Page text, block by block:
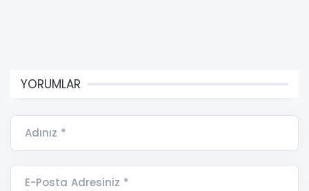
YORUMLAR
Adınız *
E-Posta Adresiniz *